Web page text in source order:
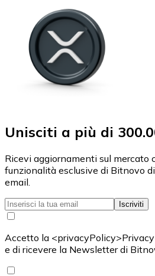
Unisciti a più di
Ricevi aggiornamenti sul mercato
funzionalità esclusive di Bitnovo
email.
Iscriviti
Accetto la
e di ricevere la Newsletter di